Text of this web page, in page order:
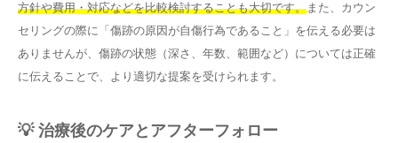
方針や費用・対応などを比較検討することも大切です。また、カウン
セリングの際に「傷跡の原因が自傷行為であること」を伝える必要は
ありませんが、傷跡の状態（深さ、年数、範囲など）については正確
に伝えることで、より適切な提案を受けられます。
💡 治療後のケアとアフターフォロー